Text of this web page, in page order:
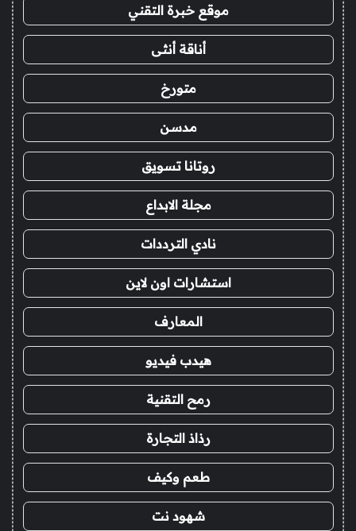
موقع خبرة التقني
أناقة أنثى
متورخ
مدسن
روتانا تسويق
مجلة الابداع
نادي الترددات
استشارات اون لاين
المعارف
هيدب فيديو
رمح التقنية
رذاذ التجارة
طعم وكيف
شهود نت